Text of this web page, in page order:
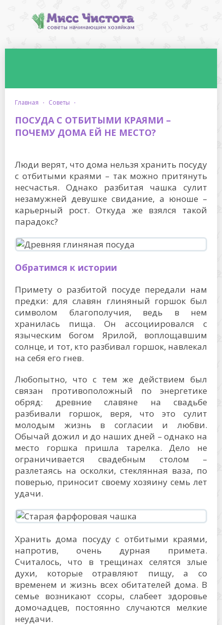
главная · советы ·
ПОСУДА С ОТБИТЫМИ КРАЯМИ –
ПОЧЕМУ ДОМА ЕЙ НЕ МЕСТО?
Люди верят, что дома нельзя хранить посуду
с отбитыми краями – так можно притянуть
несчастья. Однако разбитая чашка сулит
незамужней девушке свидание, а юноше –
карьерный рост. Откуда же взялся такой
парадокс?
Обратимся к истории
Примету о разбитой посуде передали нам
предки: для славян глиняный горшок был
символом благополучия, ведь в нем
хранилась пища. Он ассоциировался с
языческим богом Ярилой, воплощавшим
солнце, и тот, кто разбивал горшок, навлекал
на себя его гнев.
Любопытно, что с тем же действием был
связан противоположный по энергетике
обряд: древние славяне на свадьбе
разбивали горшок, веря, что это сулит
молодым жизнь в согласии и любви.
Обычай дожил и до наших дней – однако на
место горшка пришла тарелка. Дело не
ограничивается свадебным столом –
разлетаясь на осколки, стеклянная ваза, по
поверью, приносит своему хозяину семь лет
удачи.
Хранить дома посуду с отбитыми краями,
напротив, очень дурная примета.
Считалось, что в трещинах селятся злые
духи, которые отравляют пищу, а со
временем и жизнь всех обитателей дома. В
семье возникают ссоры, слабеет здоровье
домочадцев, постоянно случаются мелкие
неудачи.